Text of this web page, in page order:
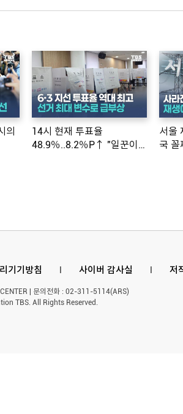
의
14시 현재 투표율
48.9％..8.2％P↑ "일꾼이
서울
국 꼴
기기방침 l 사이버 감사실 l 저
| 문의전화 : 02-311-5114(ARS)
TBS. All Rights Reserved.